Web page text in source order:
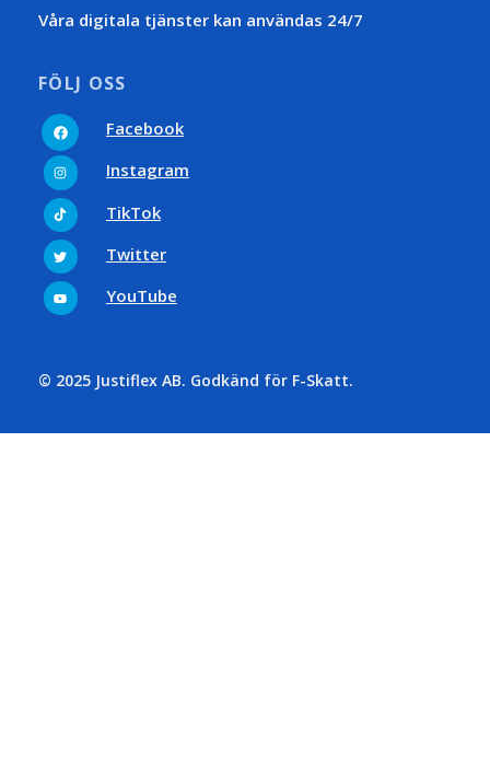
Våra digitala tjänster kan användas 24/7
FÖLJ OSS
FacebookFacebook
InstagramInstagram
Tiktok TikTok
Twitter Twitter
Youtube YouTube
© 2025 Justiflex AB. Godkänd för F-Skatt.